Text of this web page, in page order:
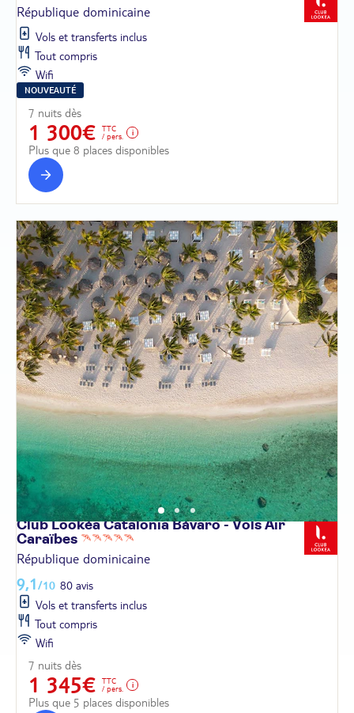
République dominicaine
Vols et transferts inclus
Tout compris
Wifi
NOUVEAUTÉ
7 nuits dès
1 300€
TTC
/ pers.
Plus que 8 places disponibles
Club Lookéa Catalonia Bávaro - Vols Air
Caraïbes
République dominicaine
9,1/10 80 avis
Vols et transferts inclus
Tout compris
Wifi
7 nuits dès
1 345€
TTC
/ pers.
Plus que 5 places disponibles